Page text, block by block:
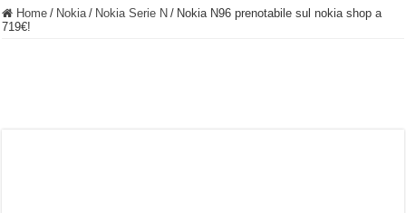
BASTA FATICARE! Questo robot tagliaerba lo appoggi e fa tutto lui! (Senza
Home / Nokia / Nokia Serie N / Nokia N96 prenotabile sul nokia shop a
719€!